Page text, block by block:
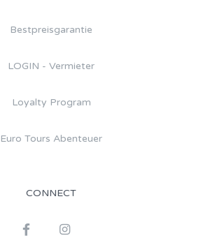
Bestpreisgarantie
LOGIN - Vermieter
Loyalty Program
Euro Tours Abenteuer
CONNECT